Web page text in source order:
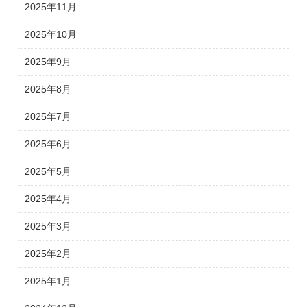
2025年11月
2025年10月
2025年9月
2025年8月
2025年7月
2025年6月
2025年5月
2025年4月
2025年3月
2025年2月
2025年1月